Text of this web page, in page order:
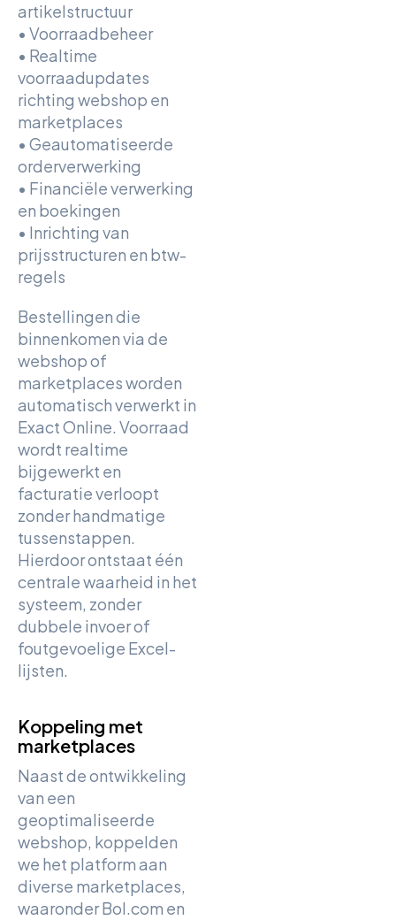
artikelstructuur
• Voorraadbeheer
• Realtime
voorraadupdates
richting webshop en
marketplaces
• Geautomatiseerde
orderverwerking
• Financiële verwerking
en boekingen
• Inrichting van
prijsstructuren en btw-
regels
Bestellingen die
binnenkomen via de
webshop of
marketplaces worden
automatisch verwerkt in
Exact Online. Voorraad
wordt realtime
bijgewerkt en
facturatie verloopt
zonder handmatige
tussenstappen.
Hierdoor ontstaat één
centrale waarheid in het
systeem, zonder
dubbele invoer of
foutgevoelige Excel-
lijsten.
Koppeling met
marketplaces
Naast de ontwikkeling
van een
geoptimaliseerde
webshop, koppelden
we het platform aan
diverse marketplaces,
waaronder Bol.com en